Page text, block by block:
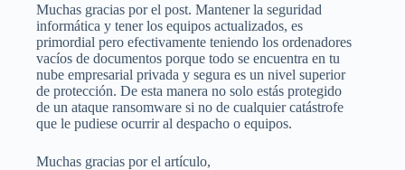
Muchas gracias por el post. Mantener la seguridad
informática y tener los equipos actualizados, es
primordial pero efectivamente teniendo los ordenadores
vacíos de documentos porque todo se encuentra en tu
nube empresarial privada y segura es un nivel superior
de protección. De esta manera no solo estás protegido
de un ataque ransomware si no de cualquier catástrofe
que le pudiese ocurrir al despacho o equipos.
Muchas gracias por el artículo,